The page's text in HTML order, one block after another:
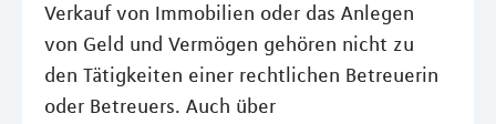
Verkauf von Immobilien oder das Anlegen
von Geld und Vermögen gehören nicht zu
den Tätigkeiten einer rechtlichen Betreuerin
oder Betreuers. Auch über